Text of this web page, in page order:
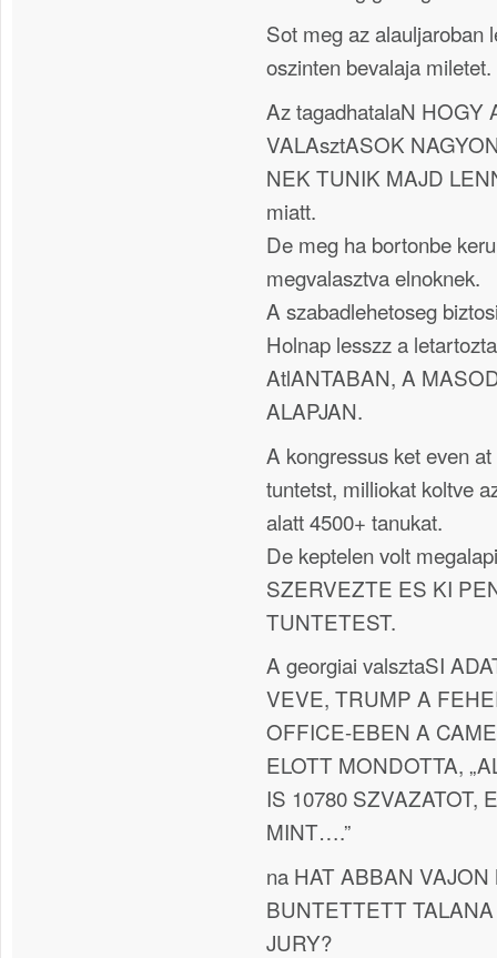
Sot meg az alauljaroban
oszinten bevalaja miletet.
Az tagadhatalaN HOGY
VALAsztASOK
NEK TUNIK MAJD
miatt.
De meg ha bortonbe
megvalasztva elnoknek.
A szabadlehetoseg
Holnap lesszz a
AtlANTABAN, A
ALAPJAN.
A kongressus ket even
tuntetst, milliokat koltve
alatt 4500+ tanukat.
De keptelen volt
SZERVEZTE ES KI
TUNTETEST.
A georgiai valsztaSI
VEVE, TRUMP A
OFFICE-EBEN A
ELOTT MONDOTTA,
IS 10780 SZVAZATOT,
MINT….”
na HAT ABBAN VAJON
BUNTETTETT
JURY?